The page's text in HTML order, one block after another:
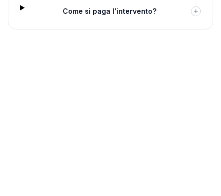
Come si paga l'intervento?